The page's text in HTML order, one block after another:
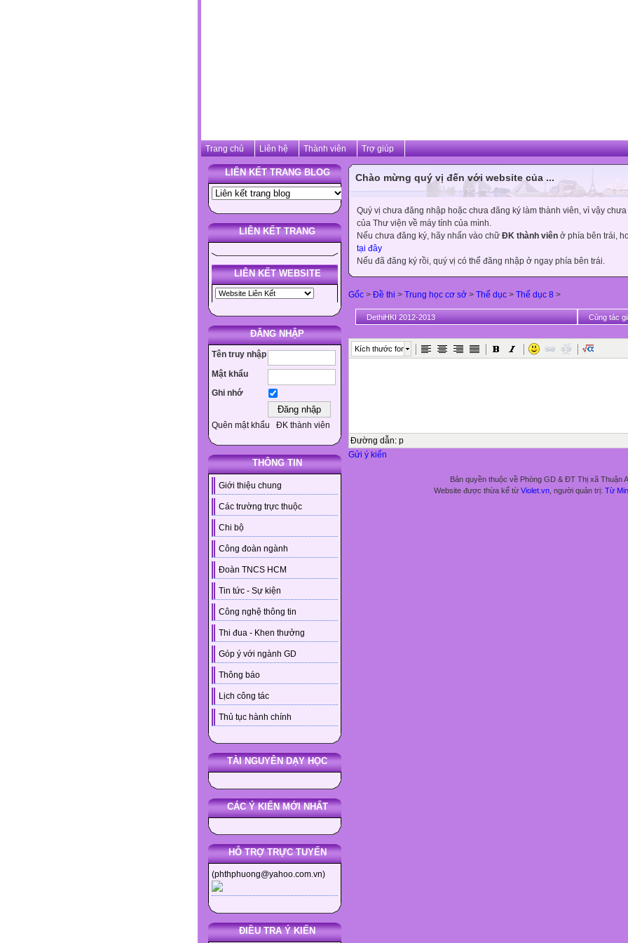
Trang chủ Liên hệ Thành viên Trợ giúp
LIÊN KẾT TRANG BLOG
LIÊN KẾT TRANG
LIÊN KẾT WEBSITE
ĐĂNG NHẬP
Tên truy nhập
Mật khẩu
Ghi nhớ
Quên mật khẩu ĐK thành viên
THÔNG TIN
Giới thiệu chung
Các trường trực thuộc
Chi bộ
Công đoàn ngành
Đoàn TNCS HCM
Tin tức - Sự kiện
Công nghệ thông tin
Thi đua - Khen thưởng
Góp ý với ngành GD
Thông báo
Lịch công tác
Thủ tục hành chính
TÀI NGUYÊN DẠY HỌC
CÁC Ý KIẾN MỚI NHẤT
HỖ TRỢ TRỰC TUYẾN
(phthphuong@yahoo.com.vn)
ĐIỀU TRA Ý KIẾN
Chào mừng quý vị đến với website của ...
Quý vị chưa đăng nhập hoặc chưa đăng ký làm thành viên, vì vậy
của Thư viện về máy tính của mình.
Nếu chưa đăng ký, hãy nhấn vào chữ ĐK thành viên ở phía bên trái,
tại đây
Nếu đã đăng ký rồi, quý vị có thể đăng nhập ở ngay phía bên trái.
Gốc > Đề thi > Trung học cơ sở > Thể dục > Thể dục 8 >
DethiHKI 2012-2013 Cùng tác
Kích thước font
Đường dẫn: p
Gửi ý kiến
Bản quyền thuộc về Phòng GD & ĐT Thị xã Thuận
Website được thừa kế từ Violet.vn, người quản trị: Từ